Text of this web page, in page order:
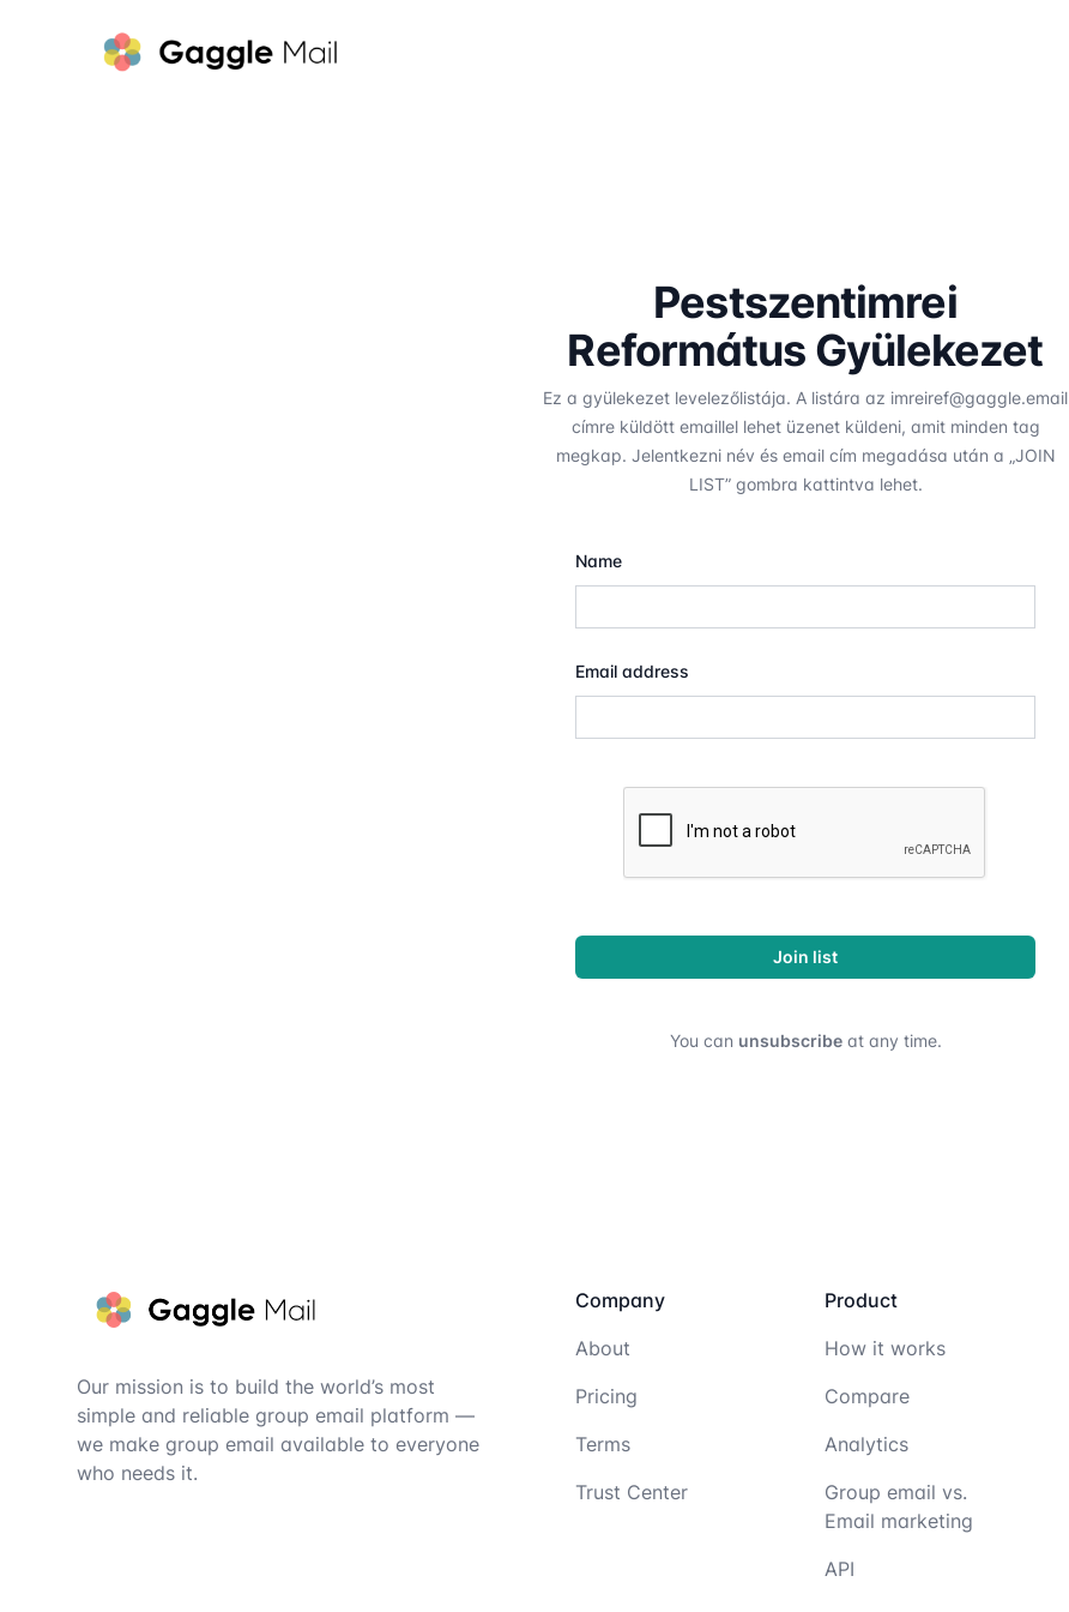
Pestszentimrei
Református Gyülekezet
Ez a gyülekezet levelezőlistája. A listára az imreiref@gaggle.email
címre küldött emaillel lehet üzenet küldeni, amit minden tag
megkap. Jelentkezni név és email cím megadása után a „JOIN
LIST” gombra kattintva lehet.
Name
Email address
Join list
You can unsubscribeat any time.
Our mission is to build the world’s most
simple and reliable group email platform —
we make group email available to everyone
who needs it.
Company
About
Pricing
Terms
Trust Center
Product
How it works
Compare
Analytics
Group email vs.
Email marketing
API